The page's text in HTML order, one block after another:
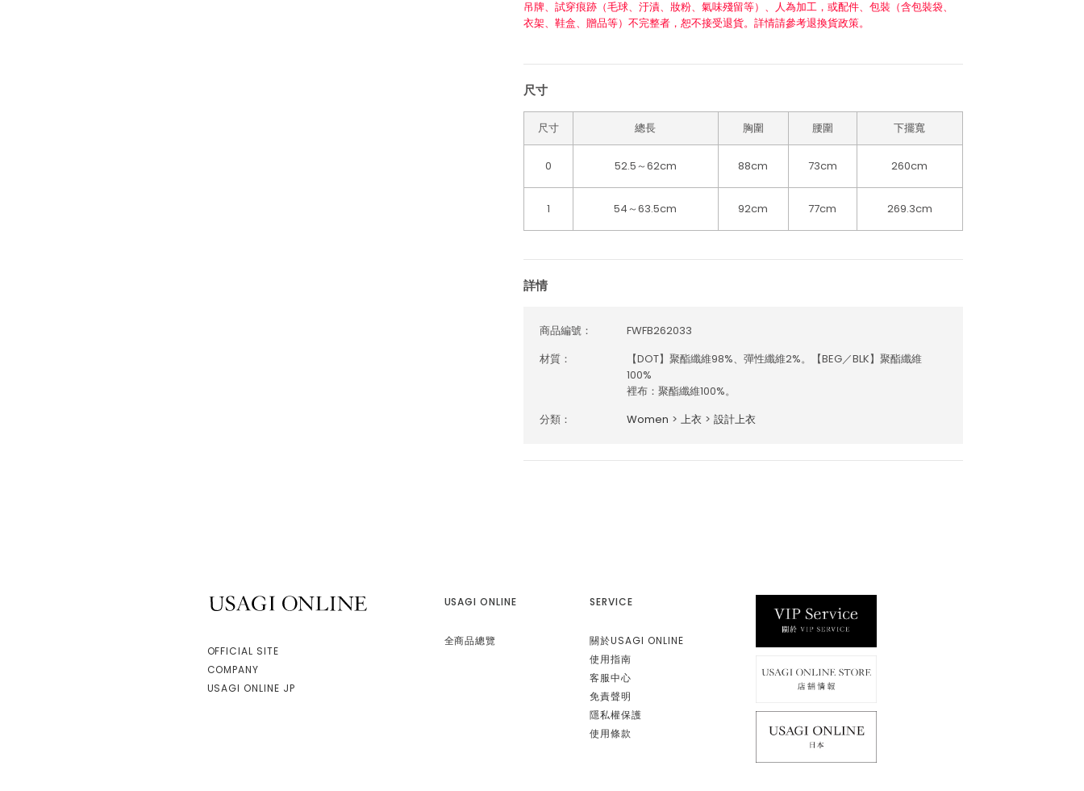
吊牌、試穿痕跡（毛球、汙漬、妝粉、氣味殘留等）、人為加工，或配件、包裝（含包裝袋、
衣架、鞋盒、贈品等）不完整者，恕不接受退貨。詳情請參考退換貨政策。
尺寸
尺寸 總長 胸圍 腰圍 下擺寬
0 52.5～62cm 88cm 73cm 260cm
1 54～63.5cm 92cm 77cm 269.3cm
詳情
商品編號：
FWFB262033
材質：
【DOT】聚酯纖維98%、彈性纖維2%。【BEG／BLK】聚酯纖維
100%
裡布：聚酯纖維100%。
分類：
Women > 上衣 > 設計上衣
OFFICIAL SITE
COMPANY
USAGI ONLINE JP
USAGI ONLINE
全商品總覽
SERVICE
關於USAGI ONLINE
使用指南
客服中心
免責聲明
隱私權保護
使用條款